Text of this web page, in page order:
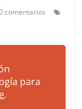
comentarios
para
.